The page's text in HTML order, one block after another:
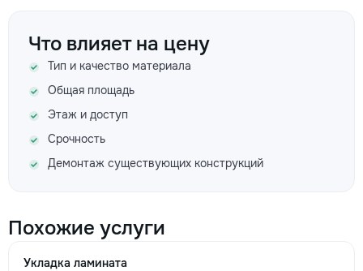
Что влияет на цену
Тип и качество материала
Общая площадь
Этаж и доступ
Срочность
Демонтаж существующих конструкций
Похожие услуги
Укладка ламината